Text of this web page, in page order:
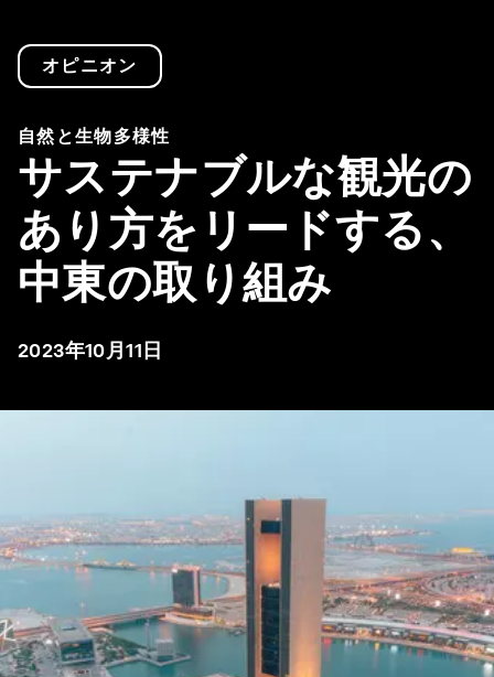
オピニオン
自然と生物多様性
サステナブルな観光の
あり方をリードする、
中東の取り組み
2023年10月11日